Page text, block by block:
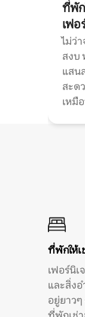
ที่พัก
เฟอ
ไม่ว่
สงบ
แสน
สะด
เหมื
ที่พักให้
เฟอร์นิ
และสิ่ง
อยู่ยาวๆ